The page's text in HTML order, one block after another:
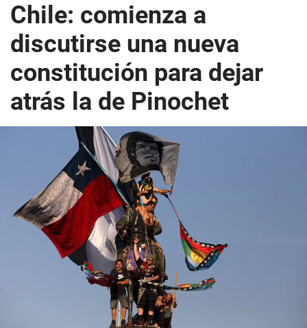
Chile: comienza a
discutirse una nueva
constitución para dejar
atrás la de Pinochet